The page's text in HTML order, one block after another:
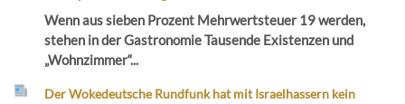
Wenn aus sieben Prozent Mehrwertsteuer 19 werden,
stehen in der Gastronomie Tausende Existenzen und
„Wohnzimmer“...
Der Wokedeutsche Rundfunk hat mit Israelhassern kein